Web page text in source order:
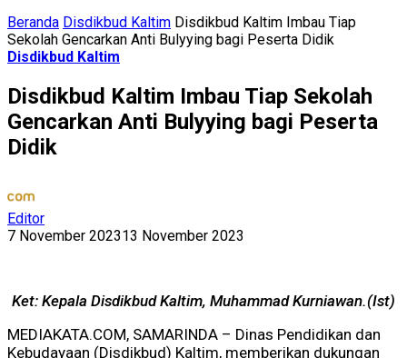
Beranda Disdikbud Kaltim Disdikbud Kaltim Imbau Tiap
Sekolah Gencarkan Anti Bulyying bagi Peserta Didik
Disdikbud Kaltim
Disdikbud Kaltim Imbau Tiap Sekolah
Gencarkan Anti Bulyying bagi Peserta
Didik
Editor
7 November 202313 November 2023
Ket: Kepala Disdikbud Kaltim, Muhammad Kurniawan.(Ist)
MEDIAKATA.COM, SAMARINDA – Dinas Pendidikan dan
Kebudayaan (Disdikbud) Kaltim, memberikan dukungan